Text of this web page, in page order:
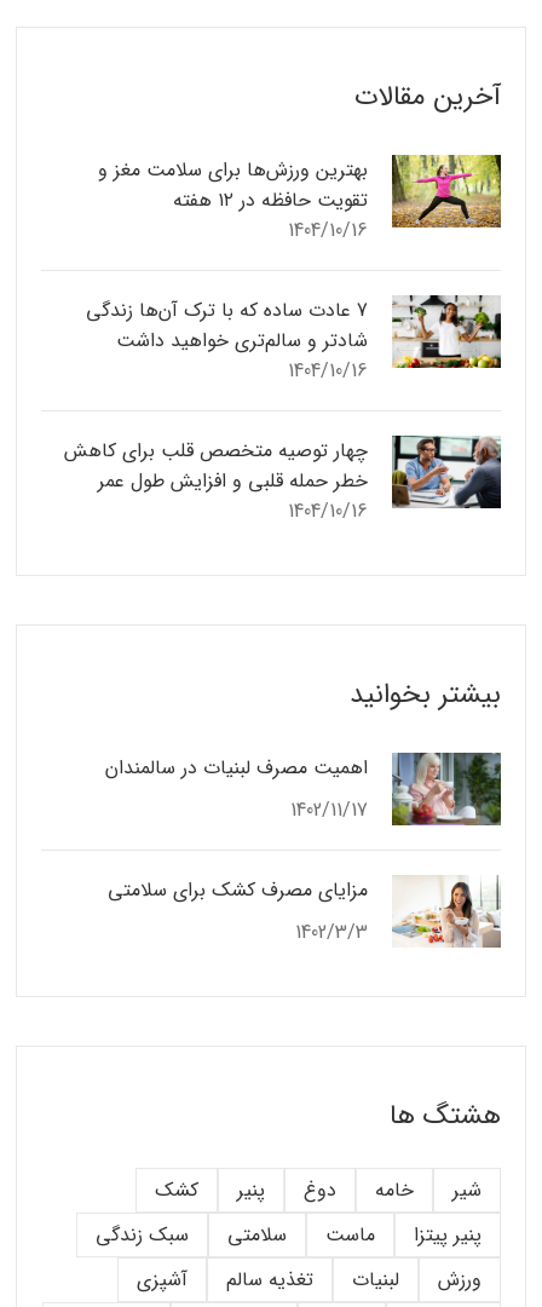
آخرین مقالات
بهترین ورزش‌ها برای سلامت مغز و
تقویت حافظه در ۱۲ هفته
1404/10/16
7 عادت ساده که با ترک آن‌ها زندگی
شادتر و سالم‌تری خواهید داشت
1404/10/16
چهار توصیه متخصص قلب برای کاهش
خطر حمله قلبی و افزایش طول عمر
1404/10/16
بیشتر بخوانید
اهمیت مصرف لبنیات در سالمندان
1402/11/17
مزایای مصرف کشک برای سلامتی
1402/3/3
هشتگ ها
شیر خامه دوغ پنیر
کشک
پنیر پیتزا
ماست سلامتی
سبک زندگی
ورزش
لبنیات تغذیه سالم
آشپزی